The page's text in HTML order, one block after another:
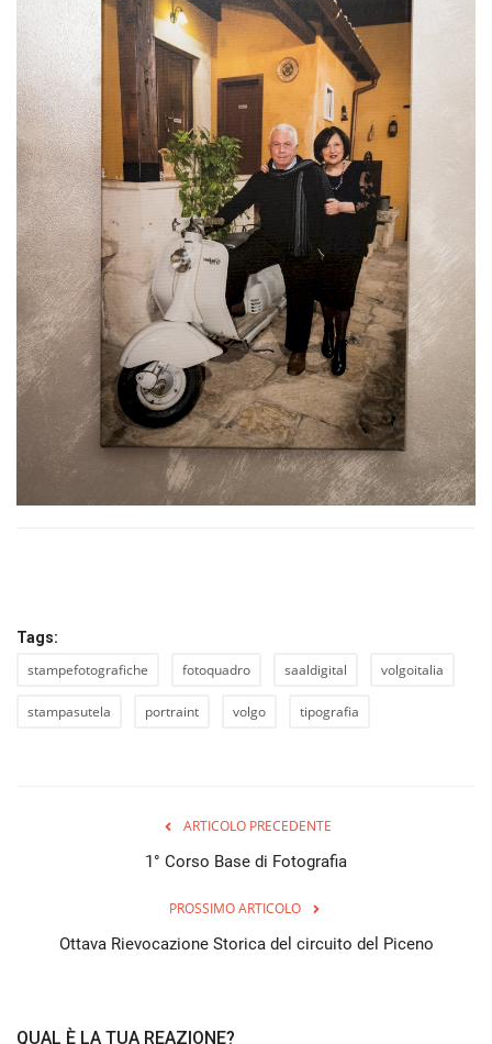
Tags:
stampefotografiche fotoquadro saaldigital volgoitalia
stampasutela portraint volgo tipografia
ARTICOLO PRECEDENTE
1° Corso Base di Fotografia
PROSSIMO ARTICOLO
Ottava Rievocazione Storica del circuito del Piceno
QUAL È LA TUA REAZIONE?